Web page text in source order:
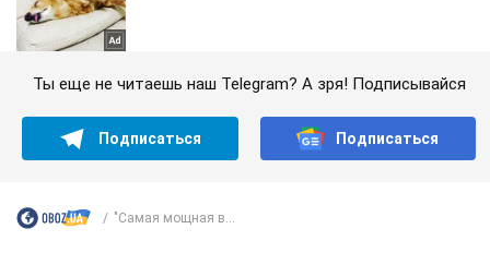
Ты еще не читаешь наш Telegram? А зря! Подписывайся
Подписаться Подписаться
"Самая мощная в...